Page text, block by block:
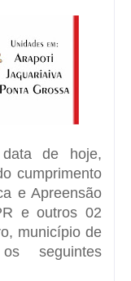
de hoje,
cumprimento
e Apreensão
e outros 02
município de
seguintes